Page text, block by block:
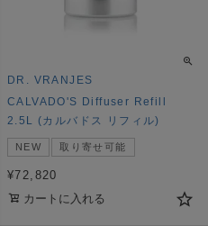
DR. VRANJES
CALVADO'S Diffuser Refill
2.5L (カルバドス リフィル)
NEW 取り寄せ可能
¥72,820
カートに入れる